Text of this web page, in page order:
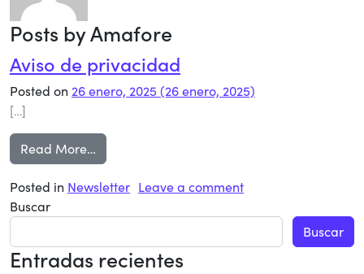
Posts by Amafore
Aviso de privacidad
Posted on 26 enero, 2025 (26 enero, 2025)
[…]
Read More…
Posted in Newsletter Leave a commenton Aviso de
Buscar
Buscar
Entradas recientes